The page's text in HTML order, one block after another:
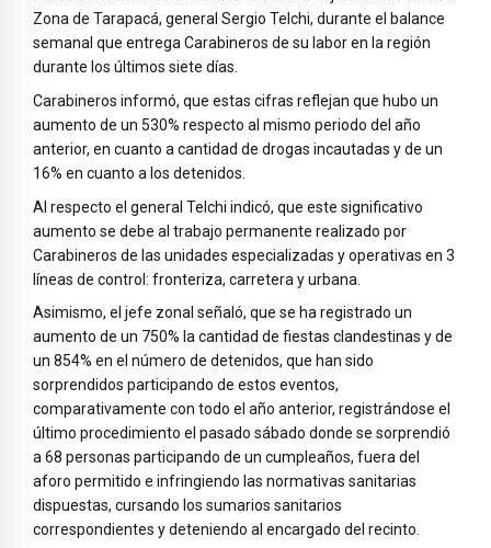
Zona de Tarapacá, general Sergio Telchi, durante el balance
semanal que entrega Carabineros de su labor en la región
durante los últimos siete días.
Carabineros informó, que estas cifras reflejan que hubo un
aumento de un 530% respecto al mismo periodo del año
anterior, en cuanto a cantidad de drogas incautadas y de un
16% en cuanto a los detenidos.
Al respecto el general Telchi indicó, que este significativo
aumento se debe al trabajo permanente realizado por
Carabineros de las unidades especializadas y operativas en 3
líneas de control: fronteriza, carretera y urbana.
Asimismo, el jefe zonal señaló, que se ha registrado un
aumento de un 750% la cantidad de fiestas clandestinas y de
un 854% en el número de detenidos, que han sido
sorprendidos participando de estos eventos,
comparativamente con todo el año anterior, registrándose el
último procedimiento el pasado sábado donde se sorprendió
a 68 personas participando de un cumpleaños, fuera del
aforo permitido e infringiendo las normativas sanitarias
dispuestas, cursando los sumarios sanitarios
correspondientes y deteniendo al encargado del recinto.